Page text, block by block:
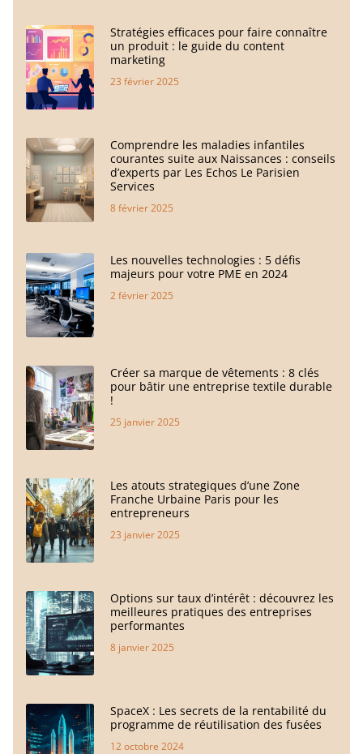
Stratégies efficaces pour faire connaître
un produit : le guide du content
marketing
23 février 2025
Comprendre les maladies infantiles
courantes suite aux Naissances : conseils
d’experts par Les Echos Le Parisien
Services
8 février 2025
Les nouvelles technologies : 5 défis
majeurs pour votre PME en 2024
2 février 2025
Créer sa marque de vêtements : 8 clés
pour bâtir une entreprise textile durable
!
25 janvier 2025
Les atouts strategiques d’une Zone
Franche Urbaine Paris pour les
entrepreneurs
23 janvier 2025
Options sur taux d’intérêt : découvrez les
meilleures pratiques des entreprises
performantes
8 janvier 2025
SpaceX : Les secrets de la rentabilité du
programme de réutilisation des fusées
12 octobre 2024